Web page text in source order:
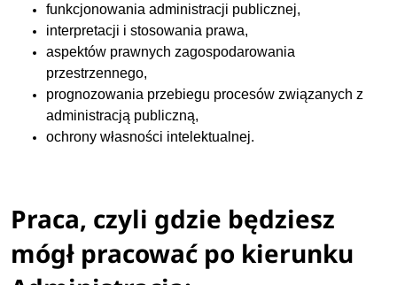
funkcjonowania administracji publicznej,
interpretacji i stosowania prawa,
aspektów prawnych zagospodarowania
przestrzennego,
prognozowania przebiegu procesów związanych z
administracją publiczną,
ochrony własności intelektualnej.
Praca, czyli gdzie będziesz
mógł pracować po kierunku